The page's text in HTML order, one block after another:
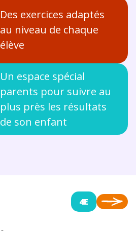
Des exercices adaptés
au niveau de chaque
élève
Un espace spécial
parents pour suivre au
plus près les résultats
de son enfant
4E